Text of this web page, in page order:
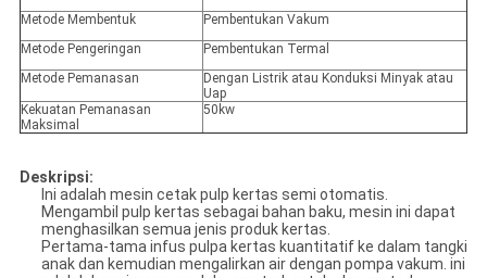
Metode Membentuk
Pembentukan Vakum
Metode Pengeringan
Pembentukan Termal
Metode Pemanasan
Dengan Listrik atau Konduksi Minyak atau
Uap
Kekuatan Pemanasan
Maksimal
50kw
Deskripsi:
Ini adalah mesin cetak pulp kertas semi otomatis.
Mengambil pulp kertas sebagai bahan baku, mesin ini dapat
menghasilkan semua jenis produk kertas.
Pertama-tama infus pulpa kertas kuantitatif ke dalam tangki
anak dan kemudian mengalirkan air dengan pompa vakum. ini